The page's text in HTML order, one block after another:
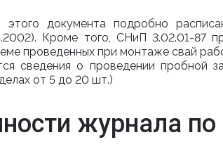
этого документа подробно
Кроме того, СНиП 3.02.01-87
проведенных при монтаже свай
сведения о проведении пробной
от 5 до 20 шт.)
журнала